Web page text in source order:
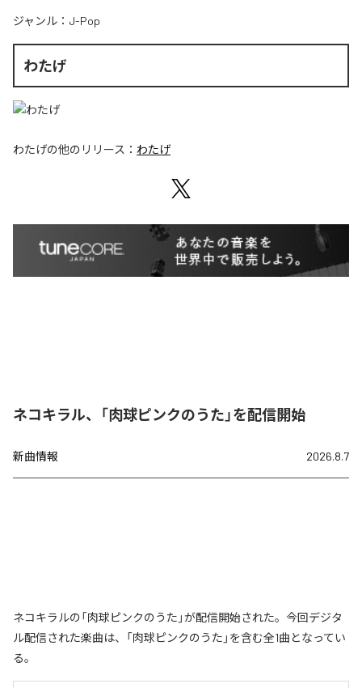
ジャンル： J-Pop
わたげ
わたげの他のリリース： わたげ
ネコキラル、「肉球ピンクのうた」を配信開始
新曲情報 2026.8.7
ネコキラルの「肉球ピンクのうた」が配信開始された。今回デジタ
ル配信された楽曲は、「肉球ピンクのうた」を含む全1曲となってい
る。